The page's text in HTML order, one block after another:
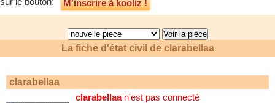
M'inscrire à kooliz !
La fiche d'état civil de clarabellaa
clarabellaa
clarabellaan'est pas connecté